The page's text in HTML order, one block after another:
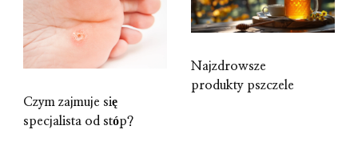
Czym zajmuje się
specjalista od stóp?
Najzdrowsze
produkty pszczele